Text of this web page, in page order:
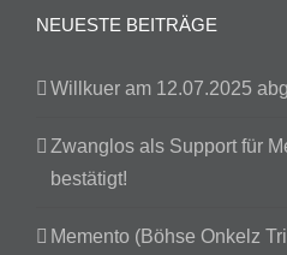
NEUESTE BEITRÄGE
Willkuer am 12.07.2025
Zwanglos als Support für
bestätigt!
Memento (Böhse Onkelz